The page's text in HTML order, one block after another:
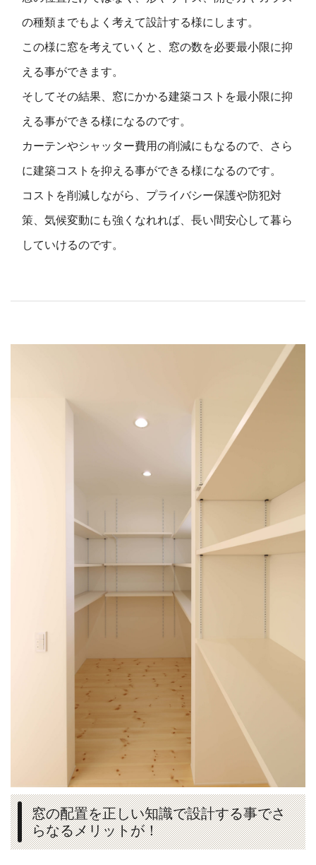
の種類までもよく考えて設計する様にします。
この様に窓を考えていくと、窓の数を必要最小限に抑
える事ができます。
そしてその結果、窓にかかる建築コストを最小限に抑
える事ができる様になるのです。
カーテンやシャッター費用の削減にもなるので、さら
に建築コストを抑える事ができる様になるのです。
コストを削減しながら、プライバシー保護や防犯対
策、気候変動にも強くなれれば、長い間安心して暮ら
していけるのです。
窓の配置を正しい知識で設計する事でさ
らなるメリットが！